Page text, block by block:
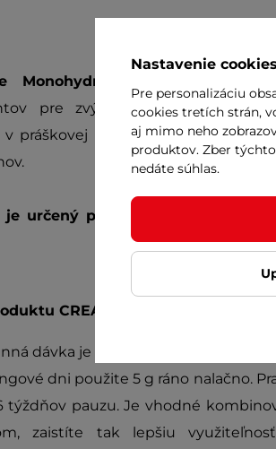
pre zvýšenie svalovej sily.
práškovej konzistencii vhodný pre
je určený pre:
športovcov, ktorí sa
CREATINE MONOHYDRATE:
dávka je 5 g (2 zarovnané lyžičky)
dni použite 5 g ráno nalačno.
pauzu. Je vhodné
zaistíte tak lepšiu
Nastavenie cookies
Pre personalizáciu
cookies tretích strán,
aj mimo neho
produktov. Zber
nedáte súhlas.